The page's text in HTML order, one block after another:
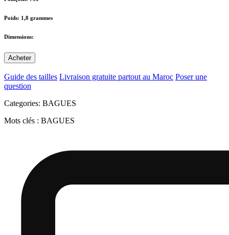
Poids: 1,8 grammes
Dimensions:
Acheter
Guide des tailles Livraison gratuite partout au Maroc Poser une
question
Categories: BAGUES
Mots clés : BAGUES